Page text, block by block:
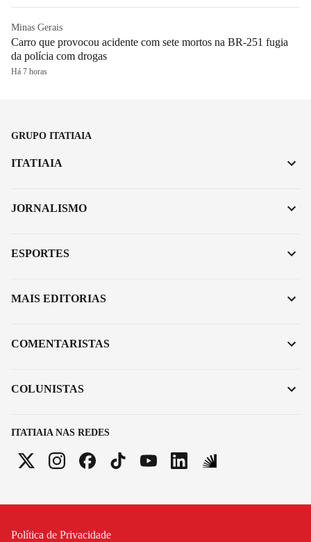
Minas Gerais
Carro que provocou acidente com sete mortos na BR-251 fugia
da polícia com drogas
Há 7 horas
GRUPO ITATIAIA
ITATIAIA NAS REDES
ITATIAIA
JORNALISMO
ESPORTES
MAIS EDITORIAS
COMENTARISTAS
COLUNISTAS
Política de Privacidade